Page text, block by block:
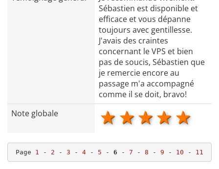
Sébastien est disponible et
efficace et vous dépanne
toujours avec gentillesse.
J'avais des craintes
concernant le VPS et bien
pas de soucis, Sébastien que
je remercie encore au
passage m'a accompagné
comme il se doit, bravo!
Note globale
4
3 stars
2 stars
1 star
Page 1 - 2 - 3 - 4 - 5 - 6 - 7 - 8 - 9 - 10 - 11